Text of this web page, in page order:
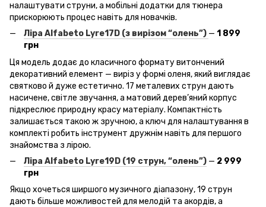
налаштувати струни, а мобільні додатки для тюнера
прискорюють процес навіть для новачків.
Ліра Alfabeto Lyre17D (з вирізом “олень”) — 1 899
грн
Ця модель додає до класичного формату витончений
декоративний елемент — виріз у формі оленя, який виглядає
святково й дуже естетично. 17 металевих струн дають
насичене, світле звучання, а матовий дерев’яний корпус
підкреслює природну красу матеріалу. Компактність
залишається такою ж зручною, а ключ для налаштування в
комплекті робить інструмент дружнім навіть для першого
знайомства з лірою.
Ліра Alfabeto Lyre19D (19 струн, “олень”) — 2 999
грн
Якщо хочеться ширшого музичного діапазону, 19 струн
дають більше можливостей для мелодій та акордів, а